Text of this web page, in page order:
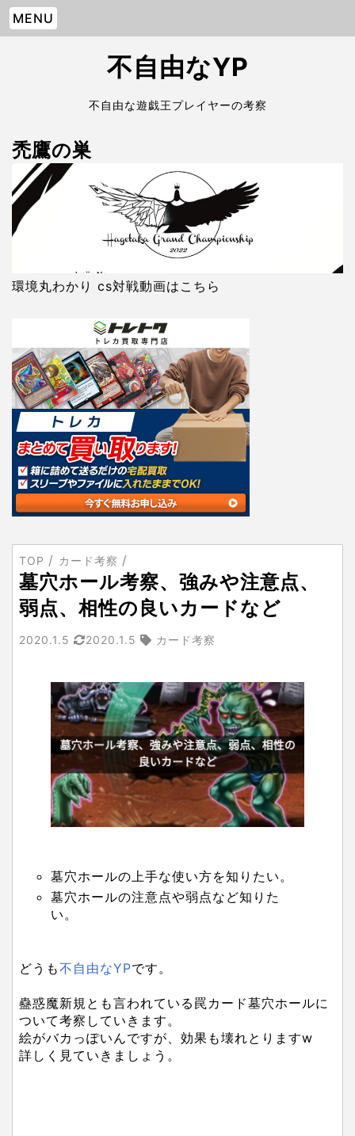
MENU
不自由なYP
不自由な遊戯王プレイヤーの考察
禿鷹の巣
環境丸わかり cs対戦動画はこちら
TOP カード考察
墓穴ホール考察、強みや注意点、
弱点、相性の良いカードなど
2020.1.5 2020.1.5 カード考察
墓穴ホールの上手な使い方を知りたい。
墓穴ホールの注意点や弱点など知りた
い。
どうも不自由なYPです。
蠱惑魔新規とも言われている罠カード墓穴ホールに
ついて考察していきます。
絵がバカっぽいんですが、効果も壊れとりますw
詳しく見ていきましょう。